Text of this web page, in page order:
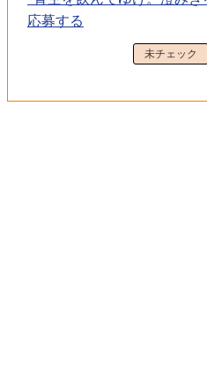
応募する
未チェック